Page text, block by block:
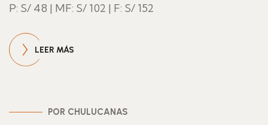
P: S/ 48 | MF: S/ 102 | F: S/ 152
LEER MÁS
POR CHULUCANAS